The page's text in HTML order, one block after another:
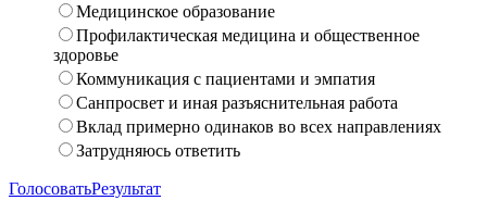
Медицинское образование
Профилактическая медицина и общественное
здоровье
Коммуникация с пациентами и эмпатия
Санпросвет и иная разъяснительная работа
Вклад примерно одинаков во всех направлениях
Затрудняюсь ответить
ГолосоватьРезультат